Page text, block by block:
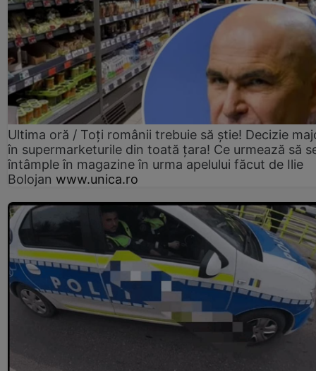
Ultima oră / Toți românii trebuie să știe! Decizie
în supermarketurile din toată țara! Ce urmează să
întâmple în magazine în urma apelului făcut de Ilie
Bolojan www.unica.ro